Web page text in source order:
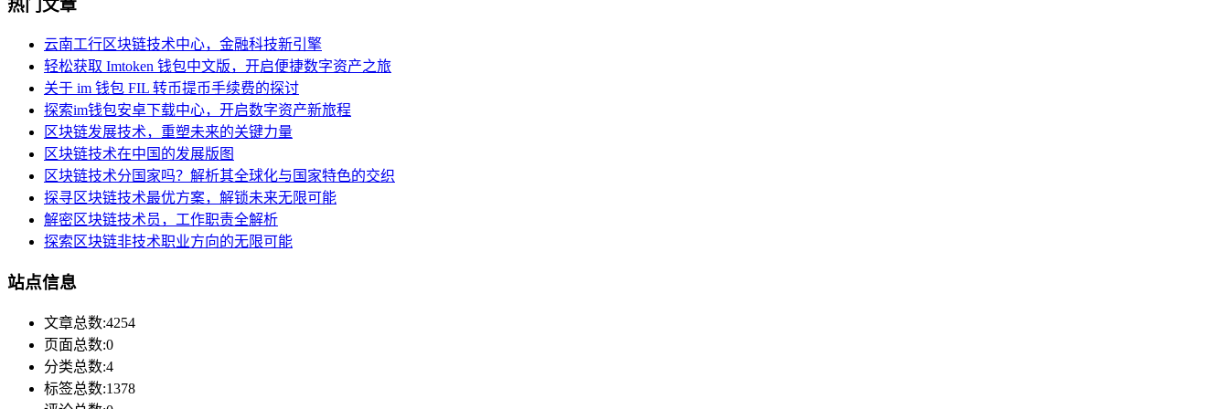
热门文章
云南工行区块链技术中心，金融科技新引擎
轻松获取 Imtoken 钱包中文版，开启便捷数字资产之旅
关于 im 钱包 FIL 转币提币手续费的探讨
探索im钱包安卓下载中心，开启数字资产新旅程
区块链发展技术，重塑未来的关键力量
区块链技术在中国的发展版图
区块链技术分国家吗？解析其全球化与国家特色的交织
探寻区块链技术最优方案，解锁未来无限可能
解密区块链技术员，工作职责全解析
探索区块链非技术职业方向的无限可能
站点信息
文章总数:4254
页面总数:0
分类总数:4
标签总数:1378